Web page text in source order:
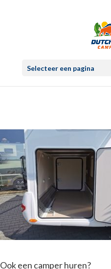
Selecteer een pagina
Ook een camper huren?